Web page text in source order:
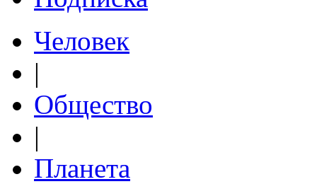
Человек
|
Общество
|
Планета